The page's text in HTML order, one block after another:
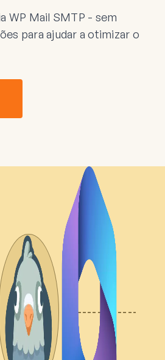
WP Mail SMTP - sem
para ajudar a otimizar o